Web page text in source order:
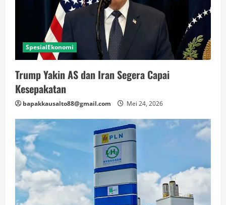
SpesialEkonomi
Trump Yakin AS dan Iran Segera Capai
Kesepakatan
bapakkausalto88@gmail.com Mei 24, 2026